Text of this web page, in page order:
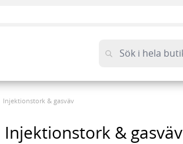
Injektionstork & gasväv
Injektionstork & gasväv